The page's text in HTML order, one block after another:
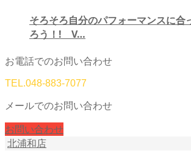
そろそろ自分のパフォーマンスに合
ろう！! V…
お電話でのお問い合わせ
TEL.048-883-7077
メールでのお問い合わせ
お問い合わせ
北浦和店